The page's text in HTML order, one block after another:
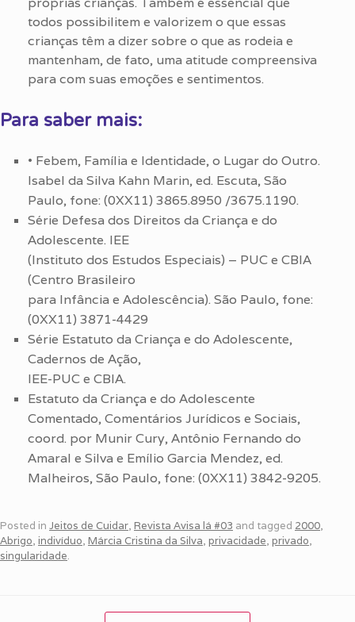
todos possibilitem e valorizem o que essas
crianças têm a dizer sobre o que as rodeia e
mantenham, de fato, uma atitude compreensiva
para com suas emoções e sentimentos.
Para saber mais:
• Febem, Família e Identidade, o Lugar do Outro.
Isabel da Silva Kahn Marin, ed. Escuta, São
Paulo, fone: (0XX11) 3865.8950 /3675.1190.
Série Defesa dos Direitos da Criança e do
Adolescente. IEE
(Instituto dos Estudos Especiais) – PUC e CBIA
(Centro Brasileiro
para Infância e Adolescência). São Paulo, fone:
(0XX11) 3871-4429
Série Estatuto da Criança e do Adolescente,
Cadernos de Ação,
IEE-PUC e CBIA.
Estatuto da Criança e do Adolescente
Comentado, Comentários Jurídicos e Sociais,
coord. por Munir Cury, Antônio Fernando do
Amaral e Silva e Emílio Garcia Mendez, ed.
Malheiros, São Paulo, fone: (0XX11) 3842-9205.
Posted in Jeitos de Cuidar, Revista Avisa lá #03 and tagged 2000,
Abrigo, indivíduo, Márcia Cristina da Silva, privacidade, privado,
singularidade.